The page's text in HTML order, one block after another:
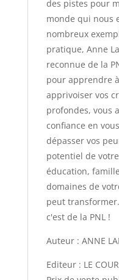
des pistes pour
monde qui nous
nombreux
pratique, Anne
reconnue de la
pour apprendre
apprivoiser vos
profondes, vous
confiance en
dépasser vos
potentiel de
éducation,
domaines de
peut
c'est de la PNL !
Auteur : ANNE
Editeur : LE